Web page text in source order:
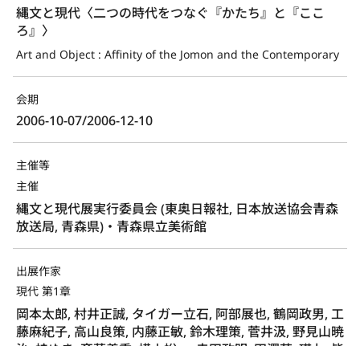
縄文と現代〈二つの時代をつなぐ『かたち』と『ここ
ろ』〉
Art and Object : Affinity of the Jomon and the Contemporary
会期
2006-10-07/2006-12-10
主催等
主催
縄文と現代展実行委員会 (東奥日報社, 日本放送協会青森
放送局, 青森県)・青森県立美術館
出展作家
現代 第1章
岡本太郎, 村井正誠, タイガー立石, 阿部展也, 鶴岡政男, 工
藤麻紀子, 高山良策, 内藤正敏, 鈴木理策, 菅井汲, 野見山暁